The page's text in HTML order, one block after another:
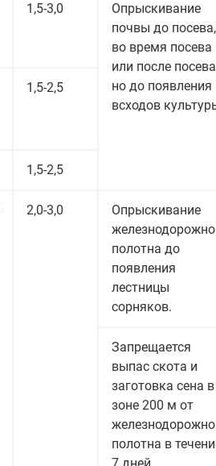
1,5-3,0
Опрыскивание
почвы до посева,
во время посева
или после
но до появления
всходов
1,5-2,5
1,5-2,5
2,0-3,0
Опрыскивание
полотна до
появления
лестницы
сорняков.
Запрещается
выпас скота и
заготовка сена в
зоне 200 м от
полотна в